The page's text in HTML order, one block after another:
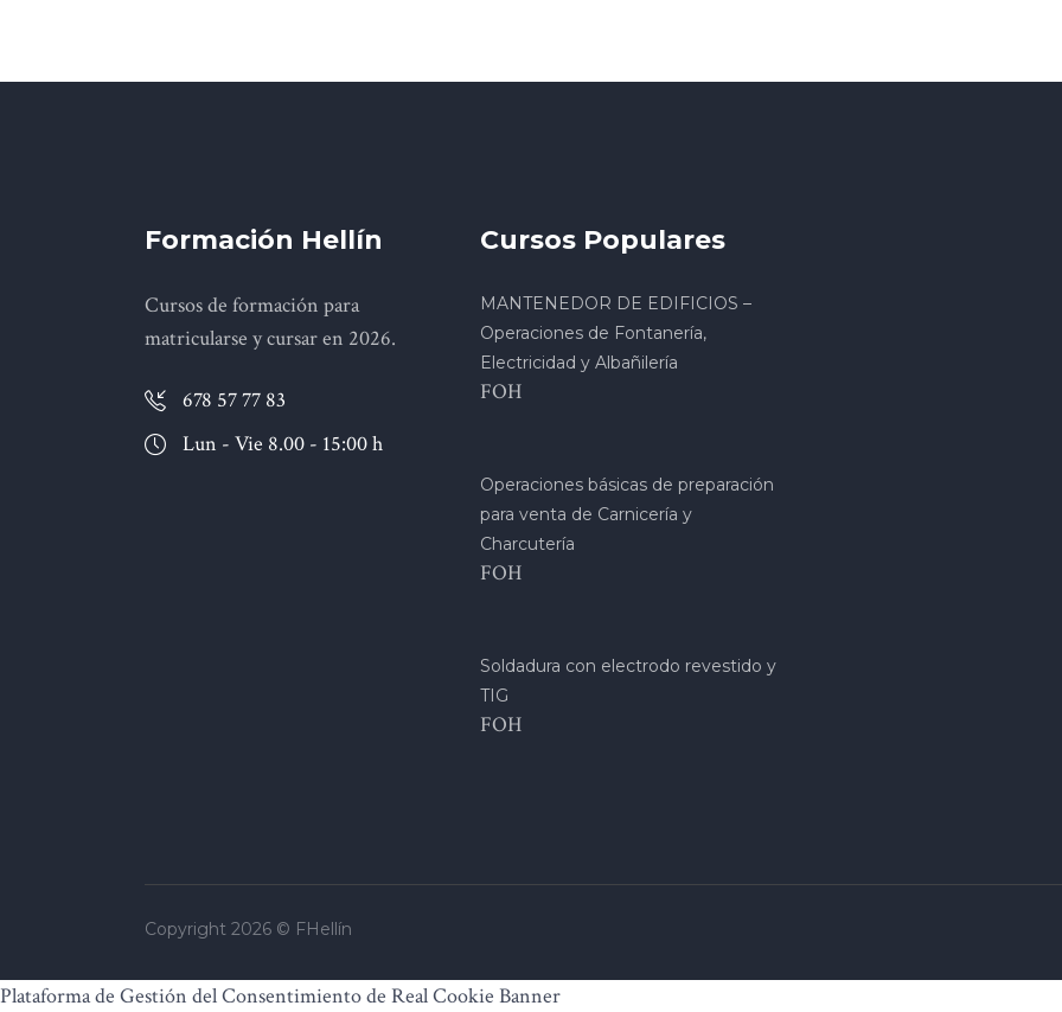
Formación Hellín
Cursos de formación para
matricularse y cursar en 2026.
678 57 77 83
Lun - Vie 8.00 - 15:00 h
Cursos Populares
MANTENEDOR DE EDIFICIOS –
Operaciones de Fontanería,
Electricidad y Albañilería
FOH
Operaciones básicas de preparación
para venta de Carnicería y
Charcutería
FOH
Soldadura con electrodo revestido y
TIG
FOH
Copyright 2026 © FHellín
Plataforma de Gestión del Consentimiento de Real Cookie Banner